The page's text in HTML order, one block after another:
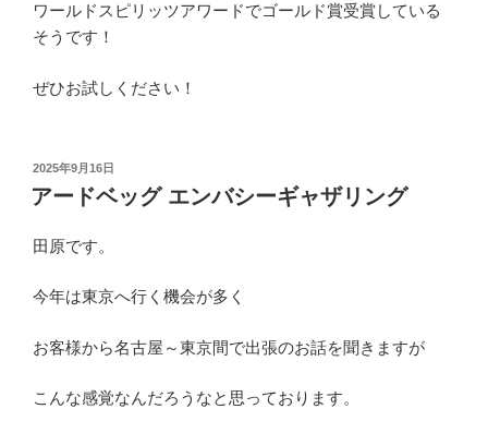
ワールドスピリッツアワードでゴールド賞受賞している
そうです！
ぜひお試しください！
投
稿
日:
2025年9月16日
アードベッグ エンバシーギャザリング
田原です。
今年は東京へ行く機会が多く
お客様から名古屋～東京間で出張のお話を聞きますが
こんな感覚なんだろうなと思っております。